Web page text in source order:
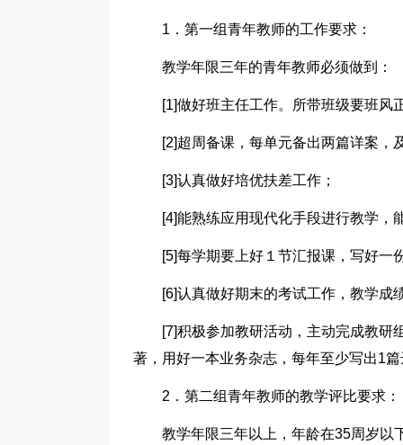
1．第一组青年教师的工作要求：
教学年限三年的青年教师必须做到：
[1]做好班主任工作。所带班级要班风
[2]超周备课，每单元备出两篇详案，
[3]认真做好培优扶差工作；
[4]能熟练应用现代化手段进行教学，
[5]每学期要上好１节汇报课，写好一
[6]认真做好期末的考试工作，教学成
[7]积极参加教研活动，主动完成教研
著，用好一本业务杂志，每年至少写出1
2．第二组青年教师的教学评比要求：
教学年限三年以上，年龄在35周岁以